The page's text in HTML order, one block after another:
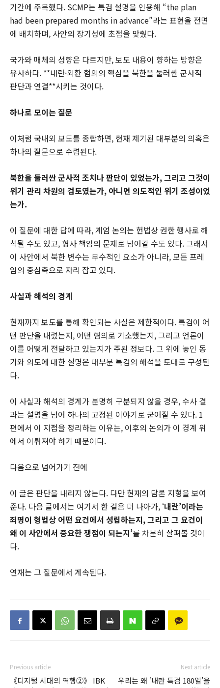
기간에 주목했다. SCMP는 특검 설명을 인용해 “the plan
had been prepared months in advance”라는 표현을 전면
에 배치하며, 사안의 장기성에 초점을 맞췄다.
국가와 매체의 성향은 다르지만, 보도 내용이 향하는 방향은
유사하다. **내란·외환 혐의의 핵심을 북한을 둘러싼 군사적
판단과 연결**시키는 것이다.
하나로 모이는 질문
이처럼 국내외 보도를 종합하면, 현재 제기된 대부분의 의혹은
하나의 질문으로 수렴된다.
북한을 둘러싼 군사적 조치나 판단이 있었는가, 그리고 그것이
위기 관리 차원의 검토였는가, 아니면 의도적인 위기 조성이었
는가.
이 질문에 대한 답에 따라, 계엄 논의는 헌법상 권한 행사로 해
석될 수도 있고, 형사 책임의 문제로 넘어갈 수도 있다. 그래서
이 사안에서 북한 변수는 부수적인 요소가 아니라, 모든 프레
임의 중심축으로 자리 잡고 있다.
사실과 해석의 경계
현재까지 보도를 통해 확인되는 사실은 제한적이다. 특검이 어
떤 판단을 내렸는지, 어떤 혐의로 기소했는지, 그리고 언론이
이를 어떻게 전달하고 있는지가 주된 정보다. 그 위에 놓인 동
기와 의도에 대한 설명은 대부분 특검의 해석을 토대로 구성된
다.
이 사실과 해석의 경계가 분명히 구분되지 않을 경우, 수사 결
과는 설명을 넘어 하나의 고정된 이야기로 굳어질 수 있다. 1
편에서 이 지점을 정리하는 이유는, 이후의 논의가 이 경계 위
에서 이뤄져야 하기 때문이다.
다음으로 넘어가기 전에
이 글은 판단을 내리지 않는다. 다만 현재의 담론 지형을 보여
준다. 다음 글에서는 여기서 한 걸음 더 나아가, ‘내란’이라는
죄명이 형법상 어떤 요건에서 성립하는지, 그리고 그 요건이
왜 이 사안에서 중요한 쟁점이 되는지’를 차분히 살펴볼 것이
다.
연재는 그 질문에서 계속된다.
Previous article
《디지털 시대의 역행②》 IBK
Next article
우리는 왜 ‘내란 특검 180일’을